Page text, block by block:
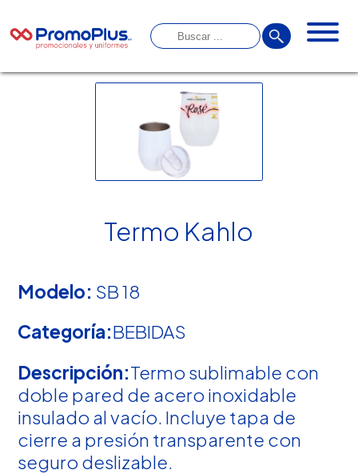
Termo Kahlo
Modelo: SB 18
Categoría:BEBIDAS
Descripción:Termo sublimable con
doble pared de acero inoxidable
insulado al vacío. Incluye tapa de
cierre a presión transparente con
seguro deslizable.